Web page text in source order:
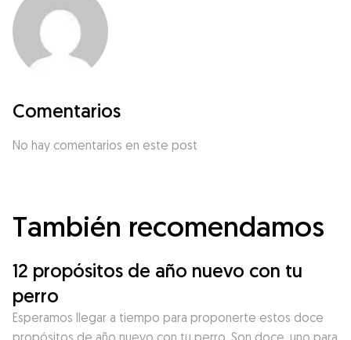
Comentarios
No hay comentarios en este post
También recomendamos
12 propósitos de año nuevo con tu
perro
Esperamos llegar a tiempo para proponerte estos doce
propósitos de año nuevo con tu perro. Son doce, uno para